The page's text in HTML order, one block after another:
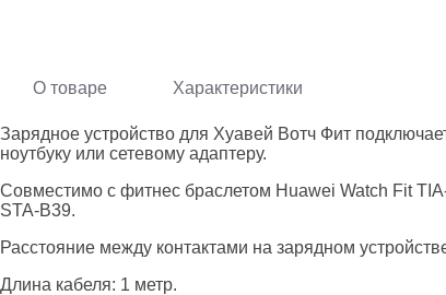
О товаре Характеристики
Зарядное устройство для Хуавей Вотч Фит
ноутбуку или сетевому адаптеру.
Совместимо с фитнес браслетом Huawei Watch Fit
STA-B39.
Расстояние между контактами на зарядном
Длина кабеля: 1 метр.